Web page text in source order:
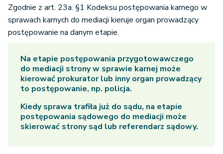
Zgodnie z art. 23a. §1 Kodeksu postępowania karnego w
sprawach karnych do mediacji kieruje organ prowadzący
postępowanie na danym etapie.
Na etapie postępowania przygotowawczego
do mediacji strony w sprawie karnej może
kierować prokurator lub inny organ prowadzący
to postępowanie, np. policja.
Kiedy sprawa trafiła już do sądu, na etapie
postępowania sądowego do mediacji może
skierować strony sąd lub referendarz sądowy.